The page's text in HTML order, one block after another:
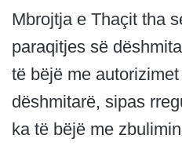
Mbrojtja e Thaçit tha
paraqitjes së
të bëjë me
dëshmitarë, sipas
ka të bëjë me